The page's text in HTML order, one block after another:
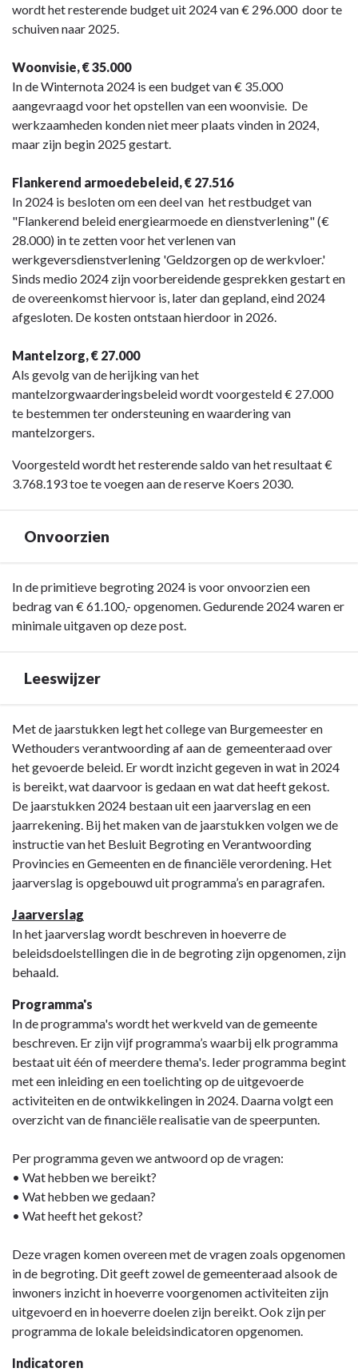
wordt het resterende budget uit 2024 van € 296.000 door te
schuiven naar 2025.
Woonvisie, € 35.000
In de Winternota 2024 is een budget van € 35.000
aangevraagd voor het opstellen van een woonvisie. De
werkzaamheden konden niet meer plaats vinden in 2024,
maar zijn begin 2025 gestart.
Flankerend armoedebeleid, € 27.516
In 2024 is besloten om een deel van het restbudget van
"Flankerend beleid energiearmoede en dienstverlening" (€
28.000) in te zetten voor het verlenen van
werkgeversdienstverlening 'Geldzorgen op de werkvloer.'
Sinds medio 2024 zijn voorbereidende gesprekken gestart en
de overeenkomst hiervoor is, later dan gepland, eind 2024
afgesloten. De kosten ontstaan hierdoor in 2026.
Mantelzorg, € 27.000
Als gevolg van de herijking van het
mantelzorgwaarderingsbeleid wordt voorgesteld € 27.000
te bestemmen ter ondersteuning en waardering van
mantelzorgers.
Voorgesteld wordt het resterende saldo van het resultaat €
3.768.193 toe te voegen aan de reserve Koers 2030.
Onvoorzien
Terug
naar
navigatie
In de primitieve begroting 2024 is voor onvoorzien een
bedrag van € 61.100,- opgenomen. Gedurende 2024 waren er
minimale uitgaven op deze post.
Leeswijzer
Terug
naar
navigatie
Algemeen
Leeswijzer
Met de jaarstukken legt het college van Burgemeester en
Wethouders verantwoording af aan de gemeenteraad over
het gevoerde beleid. Er wordt inzicht gegeven in wat in 2024
is bereikt, wat daarvoor is gedaan en wat dat heeft gekost.
De jaarstukken 2024 bestaan uit een jaarverslag en een
jaarrekening. Bij het maken van de jaarstukken volgen we de
instructie van het Besluit Begroting en Verantwoording
Provincies en Gemeenten en de financiële verordening. Het
jaarverslag is opgebouwd uit programma’s en paragrafen.
Jaarverslag
In het jaarverslag wordt beschreven in hoeverre de
beleidsdoelstellingen die in de begroting zijn opgenomen, zijn
behaald.
Programma's
In de programma's wordt het werkveld van de gemeente
beschreven. Er zijn vijf programma’s waarbij elk programma
bestaat uit één of meerdere thema's. Ieder programma begint
met een inleiding en een toelichting op de uitgevoerde
activiteiten en de ontwikkelingen in 2024. Daarna volgt een
overzicht van de financiële realisatie van de speerpunten.
Per programma geven we antwoord op de vragen:
• Wat hebben we bereikt?
• Wat hebben we gedaan?
• Wat heeft het gekost?
Deze vragen komen overeen met de vragen zoals opgenomen
in de begroting. Dit geeft zowel de gemeenteraad alsook de
inwoners inzicht in hoeverre voorgenomen activiteiten zijn
uitgevoerd en in hoeverre doelen zijn bereikt. Ook zijn per
programma de lokale beleidsindicatoren opgenomen.
Indicatoren